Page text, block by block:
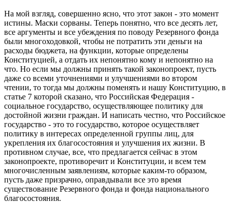
На мой взгляд, совершенно ясно, что этот закон - это момент
истины. Маски сорваны. Теперь понятно, что все десять лет,
все аргументы и все убеждения по поводу Резервного фонда
были многоходовкой, чтобы не потратить эти деньги на
расходы бюджета, на функции, которые определены
Конституцией, а отдать их непонятно кому и непонятно на
что. Но если мы должны принять такой законопроект, пусть
даже со всеми уточнениями и улучшениями во втором
чтении, то тогда мы должны поменять и нашу Конституцию, в
статье 7 которой сказано, что Российская Федерация -
социальное государство, осуществляющее политику для
достойной жизни граждан. И написать честно, что Российское
государство - это то государство, которое осуществляет
политику в интересах определенной группы лиц, для
укрепления их благосостояния и улучшения их жизни. В
противном случае, все, что предлагается сейчас в этом
законопроекте, противоречит и Конституции, и всем тем
многочисленным заявлениям, которые каким-то образом,
пусть даже призрачно, оправдывали все это время
существование Резервного фонда и фонда национального
благосостояния.